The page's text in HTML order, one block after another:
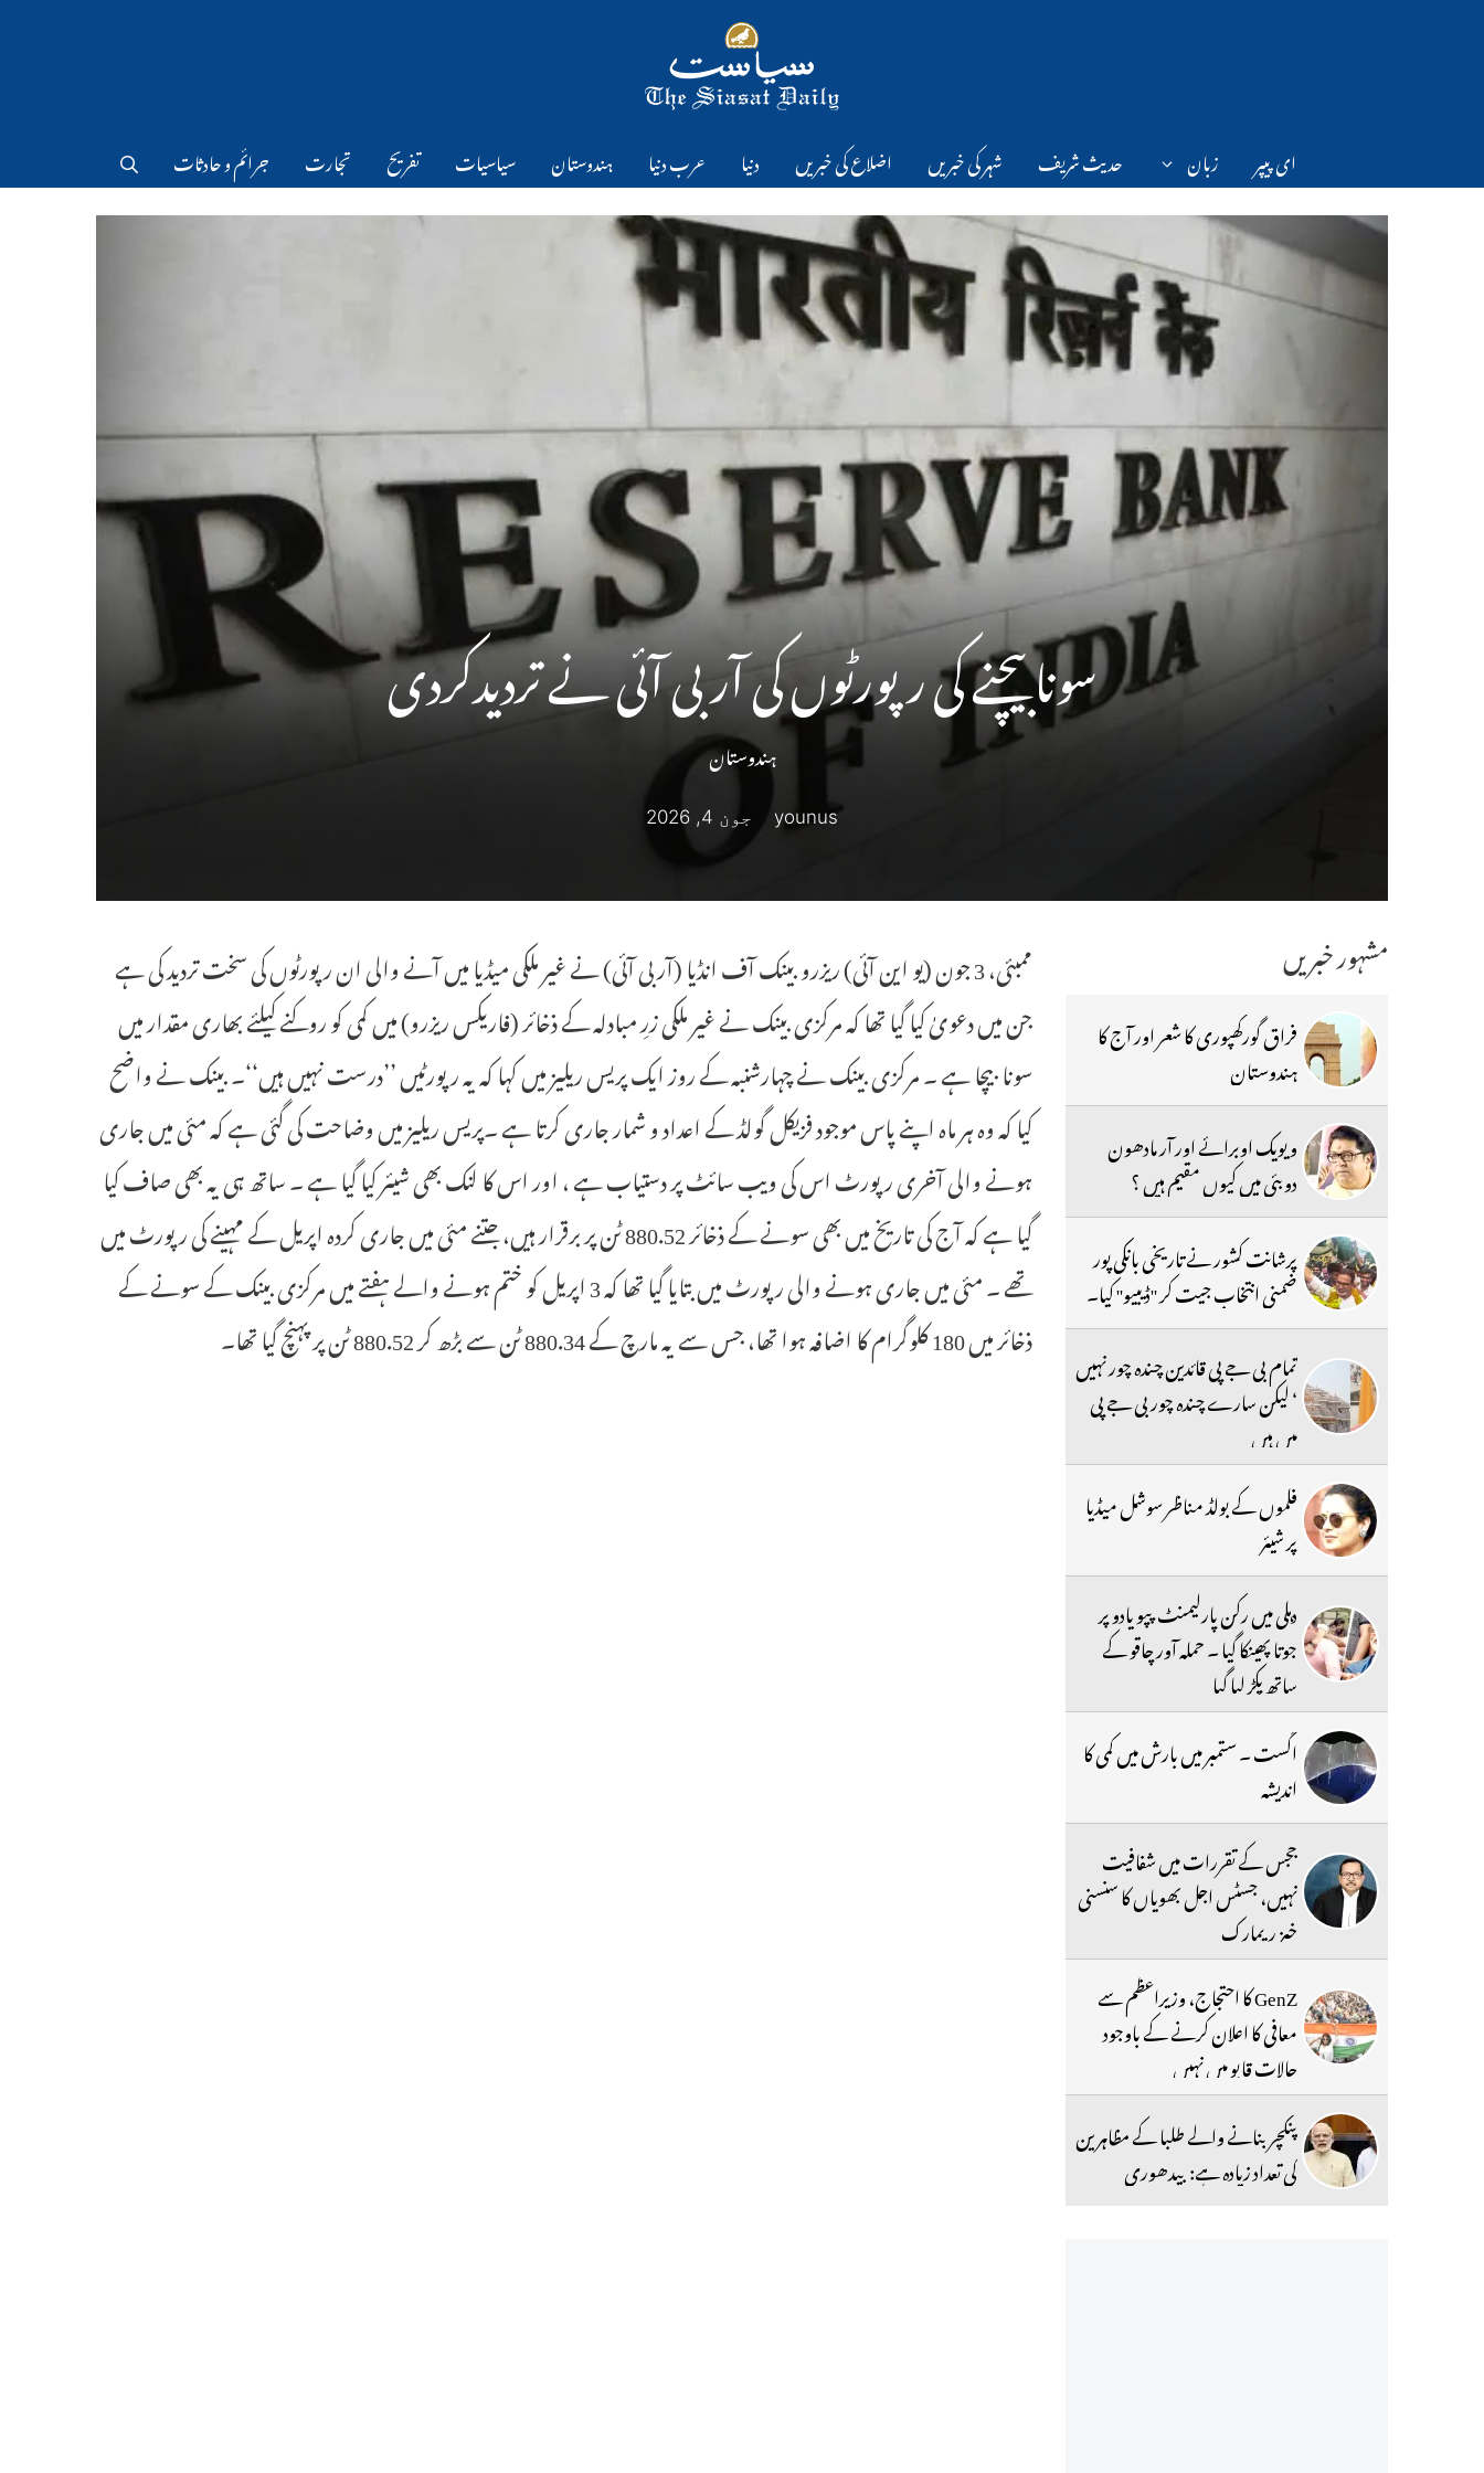
ای پیپر زبان حدیث شریف شہر کی خبریں اضلاع کی خبریں دنیا عرب دنیا ہندوستان سیاسیات تفریح تجارت جرائم و حادثات
سونا بیچنے کی رپورٹوں کی آر بی آئی نے تردیدکردی
ہندوستان
younus جون 4, 2026
ممبئی، 3 جون (یو این آئی) ریزرو بینک آف انڈیا (آر بی آئی) نے غیر ملکی میڈیا میں آنے والی ان رپورٹوں کی سخت تردید کی ہے
جن میں دعویٰ کیا گیا تھا کہ مرکزی بینک نے غیر ملکی زرِ مبادلہ کے ذخائر (فاریکس ریزرو) میں کمی کو روکنے کیلئے بھاری مقدار میں
سونا بیچا ہے ۔ مرکزی بینک نے چہارشنبہ کے روز ایک پریس ریلیز میں کہا کہ یہ رپورٹیں ’’درست نہیں ہیں‘‘۔ بینک نے واضح
کیا کہ وہ ہر ماہ اپنے پاس موجود فزیکل گولڈ کے اعداد و شمار جاری کرتا ہے ۔پریس ریلیز میں وضاحت کی گئی ہے کہ مئی میں جاری
ہونے والی آخری رپورٹ اس کی ویب سائٹ پر دستیاب ہے ، اور اس کا لنک بھی شیئر کیا گیا ہے ۔ ساتھ ہی یہ بھی صاف کیا
گیا ہے کہ آج کی تاریخ میں بھی سونے کے ذخائر 880.52 ٹن پر برقرار ہیں، جتنے مئی میں جاری کردہ اپریل کے مہینے کی رپورٹ میں
تھے ۔ مئی میں جاری ہونے والی رپورٹ میں بتایا گیا تھا کہ 3 اپریل کو ختم ہونے والے ہفتے میں مرکزی بینک کے سونے کے
ذخائر میں 180 کلوگرام کا اضافہ ہوا تھا، جس سے یہ مارچ کے 880.34 ٹن سے بڑھ کر 880.52 ٹن پر پہنچ گیا تھا۔
مشہور خبریں
فراق گورکھپوری کا شعر اور آج کا
ہندوستان
ویویک اوبرائے اور آر مادھون
دوبئی میں کیوں مقیم ہیں ؟
پرشانت کشور نے تاریخی بانکی پور
ضمنی انتخاب جیت کر ''ڈیبیو'' کیا۔
تمام بی جے پی قائدین چندہ چور نہیں
‘ لیکن سارے چندہ چور بی جے پی
میں ہیں
فلموں کے بولڈ مناظر سوشل میڈیا
پر شیئر
دہلی میں رکن پارلیمنٹ پپو یادو پر
جوتا پھینکا گیا ۔ حملہ آور چاقو کے
ساتھ پکڑ لیا گیا
اگست ۔ ستمبر میں بارش میں کمی کا
اندیشہ
ججس کے تقررات میں شفافیت
نہیں، جسٹس اجل بھویاں کا سنسنی
خیز ریمارک
GenZ کا احتجاج، وزیراعظم سے
معافی کا اعلان کرنے کے باوجود
حالات قابو میں نہیں
پنکچر بنانے والے طلبا کے مظاہرین
کی تعداد زیادہ ہے: بیدھوری